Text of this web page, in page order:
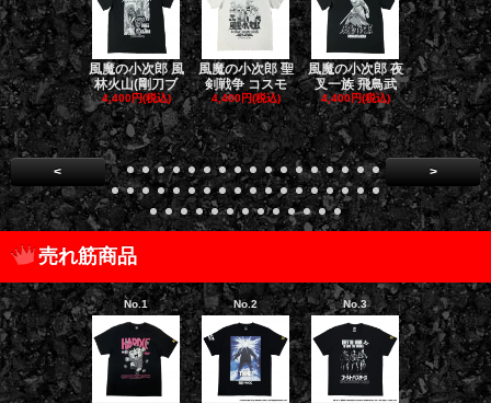
風魔の小次郎 風
林火山(剛刀ブ
4,400円(税込)
風魔の小次郎 聖
剣戦争 コスモ
4,400円(税込)
風魔の小次郎 夜
叉一族 飛鳥武
4,400円(税込)
風魔の小次
魔一族 竜
4,400円(税
< >
売れ筋商品
No.1 No.2 No.3 No.4